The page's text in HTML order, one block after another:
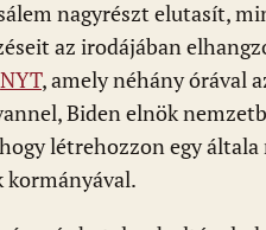
nagyrészt elutasít,
az irodájában
NYT, amely néhány órával
Biden elnök
létrehozzon egy általa